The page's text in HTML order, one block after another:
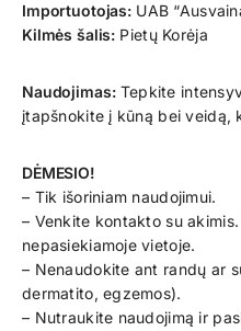
Importuotojas: UAB
Kilmės šalis: Pietų Korėja
Naudojimas:Tepkite
įtapšnokite į kūną bei veidą,
DĖMESIO!
– Tik išoriniam naudojimui.
– Venkite kontakto su
nepasiekiamoje vietoje.
– Nenaudokite ant randų ar
dermatito, egzemos).
– Nutraukite naudojimą ir